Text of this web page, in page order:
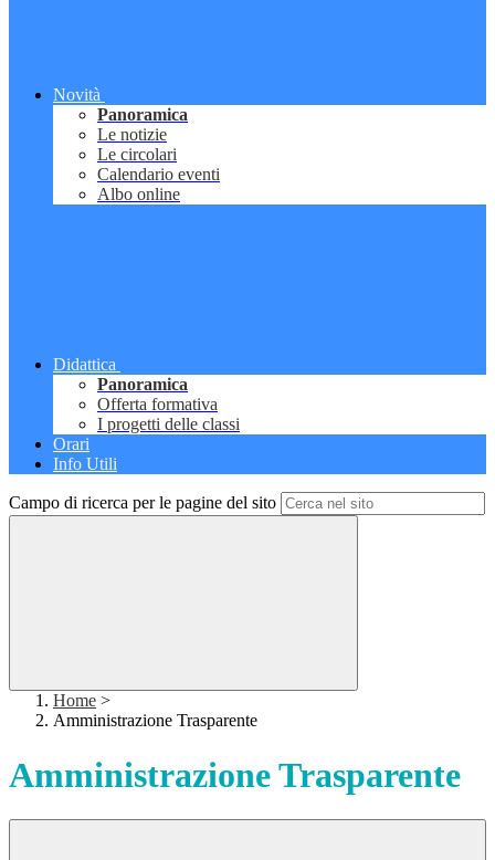
Novità
Panoramica
Le notizie
Le circolari
Calendario eventi
Albo online
Didattica
Panoramica
Offerta formativa
I progetti delle classi
Orari
Info Utili
Campo di ricerca per le pagine del sito
Home >
Amministrazione Trasparente
Amministrazione Trasparente